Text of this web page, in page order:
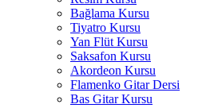
Bağlama Kursu
Tiyatro Kursu
Yan Flüt Kursu
Saksafon Kursu
Akordeon Kursu
Flamenko Gitar Dersi
Bas Gitar Kursu